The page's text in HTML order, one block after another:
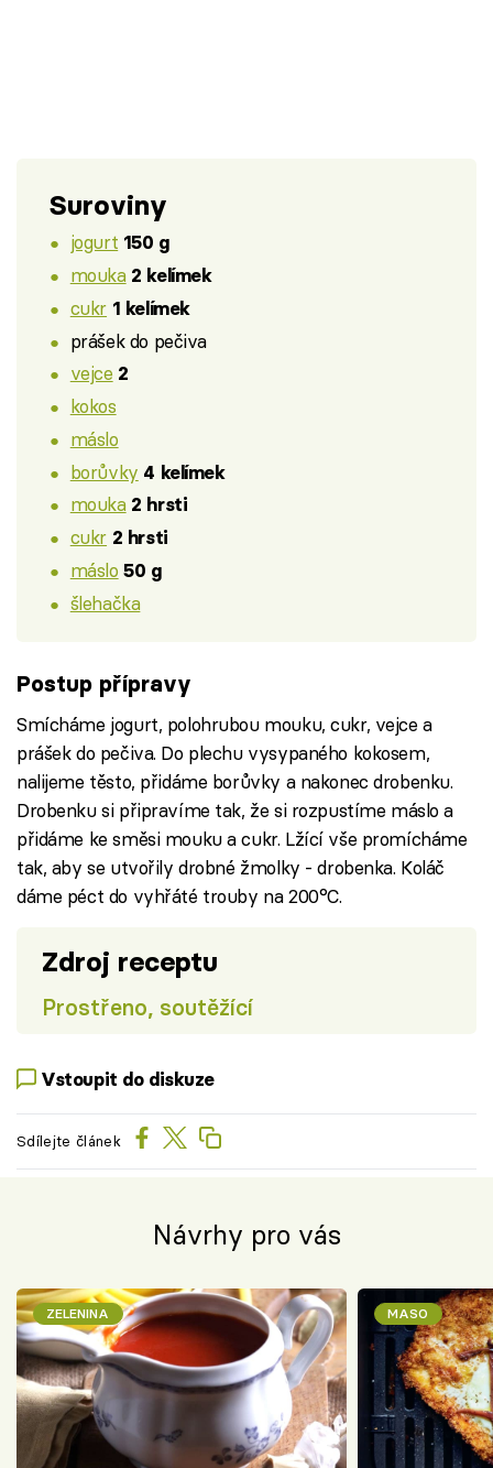
Suroviny
jogurt 150 g
mouka 2 kelímek
cukr 1 kelímek
prášek do pečiva
vejce 2
kokos
máslo
borůvky 4 kelímek
mouka 2 hrsti
cukr 2 hrsti
máslo 50 g
šlehačka
Postup přípravy
Smícháme jogurt, polohrubou mouku, cukr, vejce a
prášek do pečiva. Do plechu vysypaného kokosem,
nalijeme těsto, přidáme borůvky a nakonec drobenku.
Drobenku si připravíme tak, že si rozpustíme máslo a
přidáme ke směsi mouku a cukr. Lžící vše promícháme
tak, aby se utvořily drobné žmolky - drobenka. Koláč
dáme péct do vyhřáté trouby na 200°C.
Zdroj receptu
Prostřeno, soutěžící
Vstoupit do diskuze
Sdílejte článek
Návrhy pro vás
ZELENINA MASO